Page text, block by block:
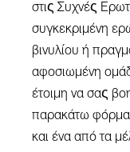
στις Συχνές
συγκεκριμένη
βινυλίου ή
αφοσιωμένη
έτοιμη να σας
παρακάτω φόρμα
και ένα από τα